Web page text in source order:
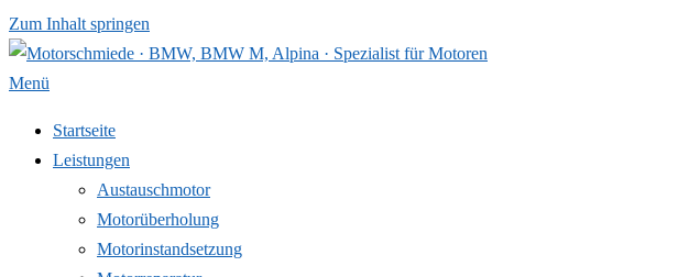
Zum Inhalt springen
Menü
Startseite
Leistungen
Austauschmotor
Motorüberholung
Motorinstandsetzung